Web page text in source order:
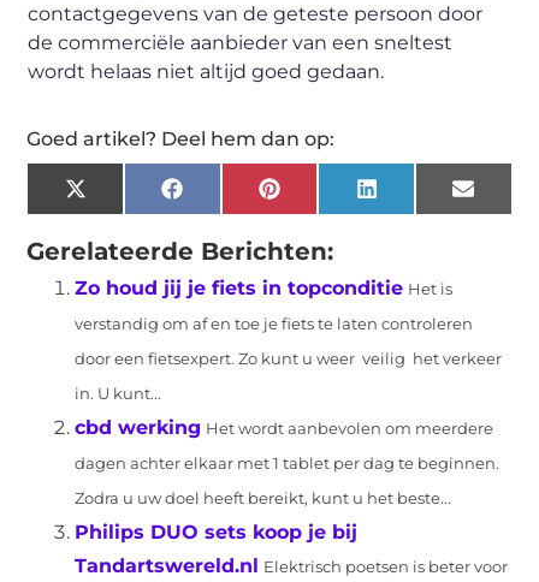
contactgegevens van de geteste persoon door
de commerciële aanbieder van een sneltest
wordt helaas niet altijd goed gedaan.
Goed artikel? Deel hem dan op:
X
(Twitter)
FacebookPinterestLinkedIn Email
Gerelateerde Berichten:
Zo houd jij je fiets in topconditie Het is
verstandig om af en toe je fiets te laten controleren
door een fietsexpert. Zo kunt u weer veilig het verkeer
in. U kunt...
cbd werking Het wordt aanbevolen om meerdere
dagen achter elkaar met 1 tablet per dag te beginnen.
Zodra u uw doel heeft bereikt, kunt u het beste...
Philips DUO sets koop je bij
Tandartswereld.nl Elektrisch poetsen is beter voor